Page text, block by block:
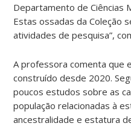
Departamento de Ciências
Estas ossadas da Coleção
atividades de pesquisa”,
A professora comenta que
construído desde 2020.
poucos estudos sobre as
população relacionadas à
ancestralidade e estatura